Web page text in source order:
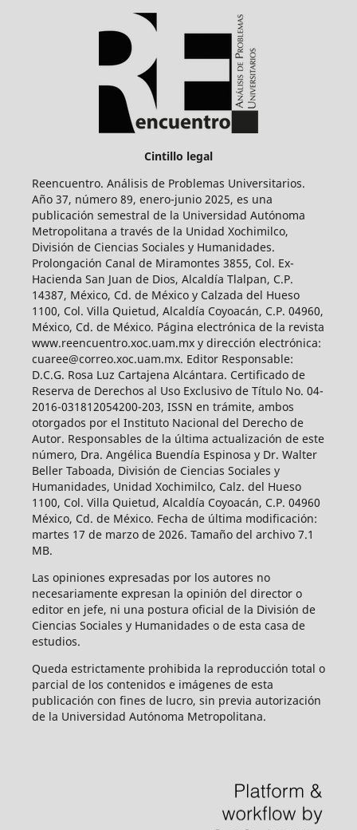
Cintillo legal
Reencuentro. Análisis de Problemas Universitarios.
Año 37, número 89, enero-junio 2025, es una
publicación semestral de la Universidad Autónoma
Metropolitana a través de la Unidad Xochimilco,
División de Ciencias Sociales y Humanidades.
Prolongación Canal de Miramontes 3855, Col. Ex-
Hacienda San Juan de Dios, Alcaldía Tlalpan, C.P.
14387, México, Cd. de México y Calzada del Hueso
1100, Col. Villa Quietud, Alcaldía Coyoacán, C.P. 04960,
México, Cd. de México. Página electrónica de la revista
www.reencuentro.xoc.uam.mx y dirección electrónica:
cuaree@correo.xoc.uam.mx. Editor Responsable:
D.C.G. Rosa Luz Cartajena Alcántara. Certificado de
Reserva de Derechos al Uso Exclusivo de Título No. 04-
2016-031812054200-203, ISSN en trámite, ambos
otorgados por el Instituto Nacional del Derecho de
Autor. Responsables de la última actualización de este
número, Dra. Angélica Buendía Espinosa y Dr. Walter
Beller Taboada, División de Ciencias Sociales y
Humanidades, Unidad Xochimilco, Calz. del Hueso
1100, Col. Villa Quietud, Alcaldía Coyoacán, C.P. 04960
México, Cd. de México. Fecha de última modificación:
martes 17 de marzo de 2026. Tamaño del archivo 7.1
MB.
Las opiniones expresadas por los autores no
necesariamente expresan la opinión del director o
editor en jefe, ni una postura oficial de la División de
Ciencias Sociales y Humanidades o de esta casa de
estudios.
Queda estrictamente prohibida la reproducción total o
parcial de los contenidos e imágenes de esta
publicación con fines de lucro, sin previa autorización
de la Universidad Autónoma Metropolitana.